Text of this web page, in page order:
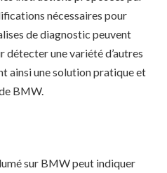
nécessaires pour
de diagnostic peuvent
une variété d’autres
ainsi une solution pratique et
BMW.
sur BMW peut indiquer